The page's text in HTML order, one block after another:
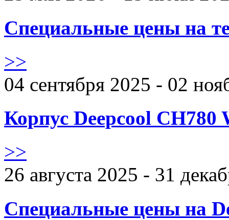
Специальные цены на
>>
04 сентября 2025 - 02
Корпус Deepcool CH780
>>
26 августа 2025 - 31
Специальные цены на